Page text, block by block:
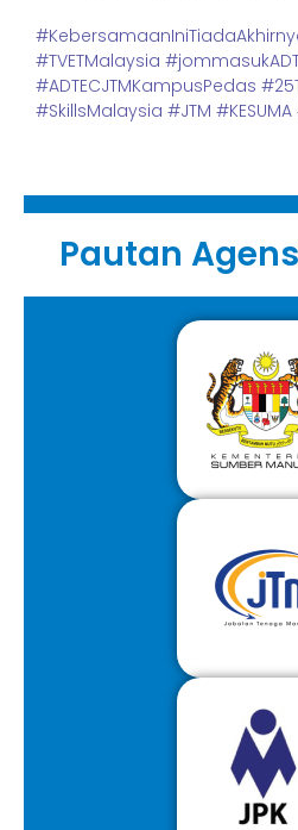
#TVETMalaysia
#ADTECJTMKampusPedas
#SkillsMalaysia #JTM #KESUMA
Pautan